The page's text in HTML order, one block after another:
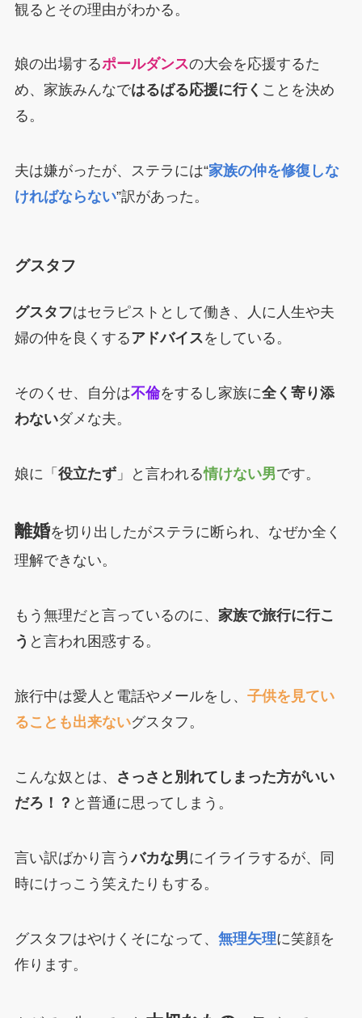
観るとその理由がわかる。
娘の出場するポールダンスの大会を応援するた
め、家族みんなではるばる応援に行く ことを決め
る。
夫は嫌がったが、ステラには“家族の仲を修復しな
ければならない”訳があった。
グスタフ
グスタフはセラピストとして働き、人に人生や夫
婦の仲を良くするアドバイスをしている。
そのくせ、自分は不倫をするし家族に全く寄り添
わないダメな夫。
娘に「 役立たず」と言われる情けない男です。
離婚を切り出したがステラに断られ、なぜか全く
理解できない。
もう無理だと言っているのに、 家族で旅行に行こ
う と言われ困惑する。
旅行中は愛人と電話やメールをし、 子供を見てい
ることも出来ないグスタフ。
こんな奴とは、
さっさと別れてしまった方がいい
だろ！？ と普通に思ってしまう。
言い訳ばかり言うバカな男にイライラするが、同
時にけっこう笑えたりもする。
グスタフはやけくそになって、 無理矢理に笑顔を
作ります。